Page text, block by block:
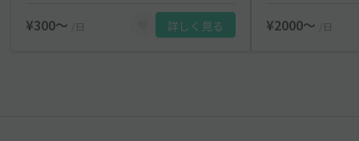
¥300〜 /日 詳しく見る ¥2000〜 /日